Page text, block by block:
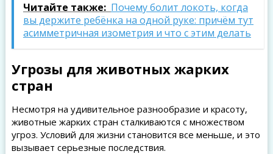
Читайте также: Почему болит локоть, когда
вы держите ребёнка на одной руке: причём тут
асимметричная изометрия и что с этим делать
Угрозы для животных жарких
стран
Несмотря на удивительное разнообразие и красоту,
животные жарких стран сталкиваются с множеством
угроз. Условий для жизни становится все меньше, и это
вызывает серьезные последствия.